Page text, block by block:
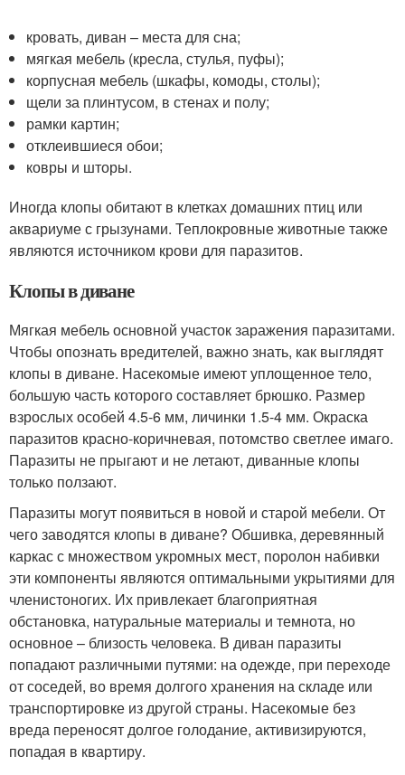
кровать, диван – места для сна;
мягкая мебель (кресла, стулья, пуфы);
корпусная мебель (шкафы, комоды, столы);
щели за плинтусом, в стенах и полу;
рамки картин;
отклеившиеся обои;
ковры и шторы.
Иногда клопы обитают в клетках домашних птиц или
аквариуме с грызунами. Теплокровные животные также
являются источником крови для паразитов.
Клопы в диване
Мягкая мебель основной участок заражения паразитами.
Чтобы опознать вредителей, важно знать, как выглядят
клопы в диване. Насекомые имеют уплощенное тело,
большую часть которого составляет брюшко. Размер
взрослых особей 4.5-6 мм, личинки 1.5-4 мм. Окраска
паразитов красно-коричневая, потомство светлее имаго.
Паразиты не прыгают и не летают, диванные клопы
только ползают.
Паразиты могут появиться в новой и старой мебели. От
чего заводятся клопы в диване? Обшивка, деревянный
каркас с множеством укромных мест, поролон набивки
эти компоненты являются оптимальными укрытиями для
членистоногих. Их привлекает благоприятная
обстановка, натуральные материалы и темнота, но
основное – близость человека. В диван паразиты
попадают различными путями: на одежде, при переходе
от соседей, во время долгого хранения на складе или
транспортировке из другой страны. Насекомые без
вреда переносят долгое голодание, активизируются,
попадая в квартиру.